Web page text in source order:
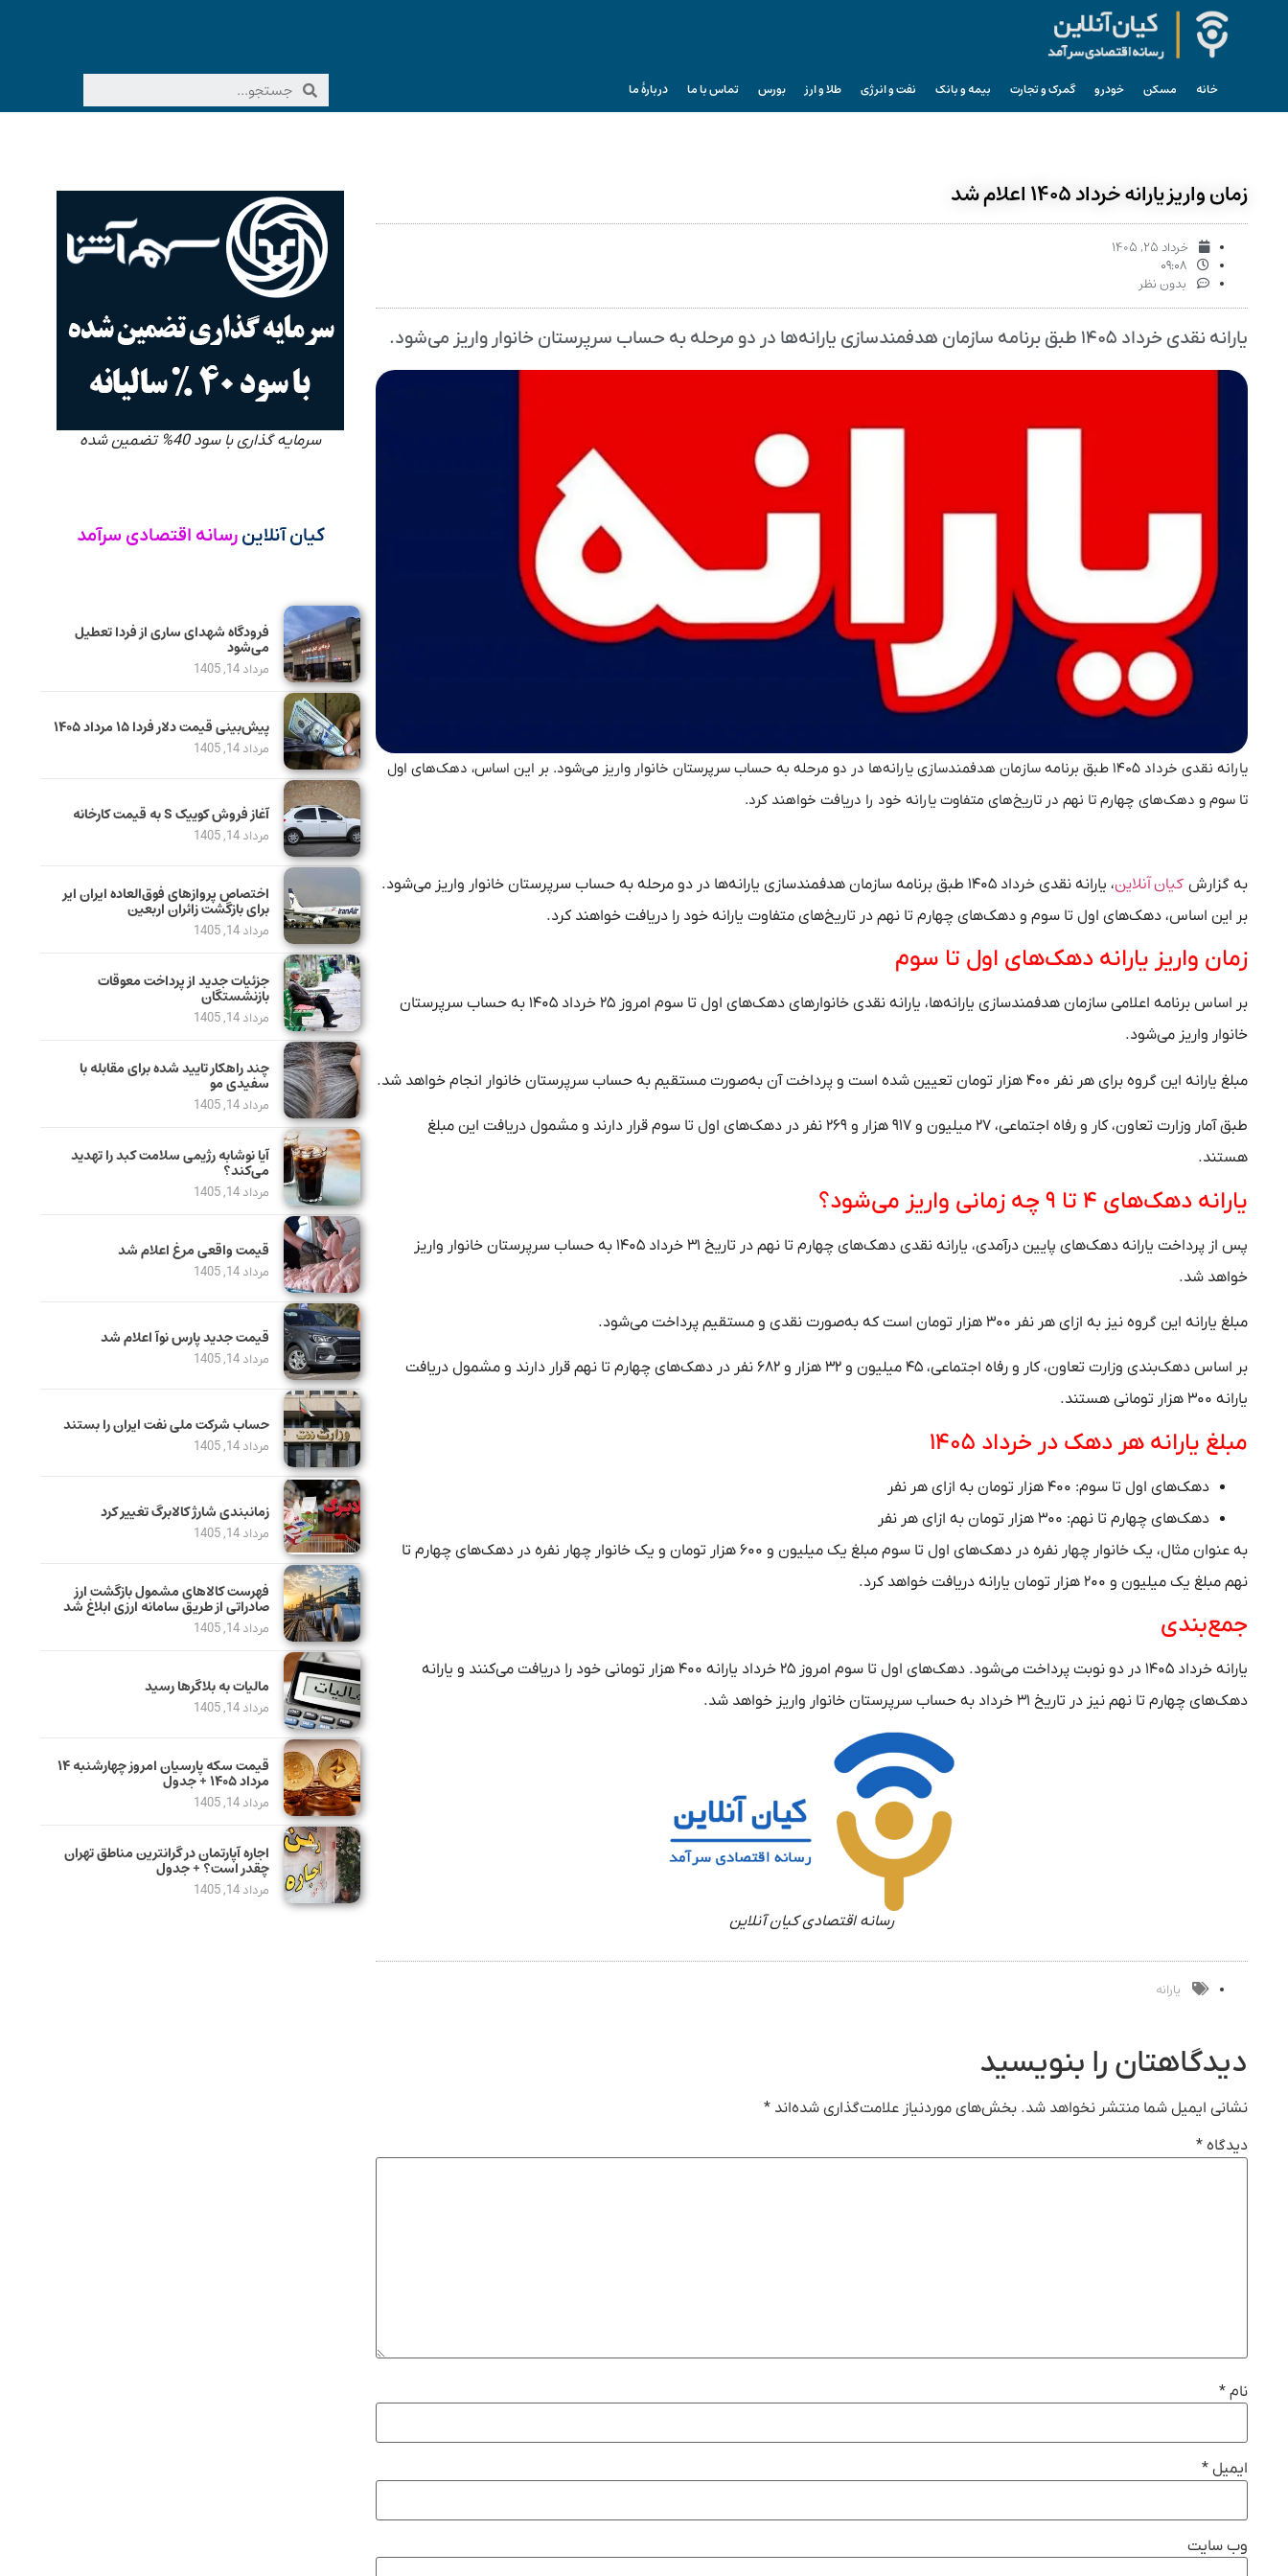
خانه مسکن خودرو گمرک و تجارت بیمه و بانک نفت و انرژی طلا و ارز بورس تماس با ما دربارۀ ما
زمان واریز یارانه خرداد ۱۴۰۵ اعلام شد
خرداد ۲۵, ۱۴۰۵
۰۹:۰۸
بدون نظر
یارانه نقدی خرداد ۱۴۰۵ طبق برنامه سازمان هدفمندسازی یارانه‌ها در دو مرحله به حساب سرپرستان خانوار واریز می‌شود.
یارانه نقدی خرداد ۱۴۰۵ طبق برنامه سازمان هدفمندسازی یارانه‌ها در دو مرحله به حساب سرپرستان خانوار واریز می‌شود. بر این اساس، دهک‌های اول
تا سوم و دهک‌های چهارم تا نهم در تاریخ‌های متفاوت یارانه خود را دریافت خواهند کرد.
به گزارش کیان آنلاین
، یارانه نقدی خرداد ۱۴۰۵ طبق برنامه سازمان هدفمندسازی یارانه‌ها در دو مرحله به حساب سرپرستان خانوار واریز می‌شود.
بر این اساس، دهک‌های اول تا سوم و دهک‌های چهارم تا نهم در تاریخ‌های متفاوت یارانه خود را دریافت خواهند کرد.
زمان واریز یارانه دهک‌های اول تا سوم
بر اساس برنامه اعلامی سازمان هدفمندسازی یارانه‌ها، یارانه نقدی خانوارهای دهک‌های اول تا سوم امروز ۲۵ خرداد ۱۴۰۵ به حساب سرپرستان
خانوار واریز می‌شود.
مبلغ یارانه این گروه برای هر نفر ۴۰۰ هزار تومان تعیین شده است و پرداخت آن به‌صورت مستقیم به حساب سرپرستان خانوار انجام خواهد شد.
طبق آمار وزارت تعاون، کار و رفاه اجتماعی، ۲۷ میلیون و ۹۱۷ هزار و ۲۶۹ نفر در دهک‌های اول تا سوم قرار دارند و مشمول دریافت این مبلغ
هستند.
یارانه دهک‌های ۴ تا ۹ چه زمانی واریز می‌شود؟
پس از پرداخت یارانه دهک‌های پایین درآمدی، یارانه نقدی دهک‌های چهارم تا نهم در تاریخ ۳۱ خرداد ۱۴۰۵ به حساب سرپرستان خانوار واریز
خواهد شد.
مبلغ یارانه این گروه نیز به ازای هر نفر ۳۰۰ هزار تومان است که به‌صورت نقدی و مستقیم پرداخت می‌شود.
بر اساس دهک‌بندی وزارت تعاون، کار و رفاه اجتماعی، ۴۵ میلیون و ۳۲ هزار و ۶۸۲ نفر در دهک‌های چهارم تا نهم قرار دارند و مشمول دریافت
یارانه ۳۰۰ هزار تومانی هستند.
مبلغ یارانه هر دهک در خرداد ۱۴۰۵
دهک‌های اول تا سوم: ۴۰۰ هزار تومان به ازای هر نفر
دهک‌های چهارم تا نهم: ۳۰۰ هزار تومان به ازای هر نفر
به عنوان مثال، یک خانوار چهار نفره در دهک‌های اول تا سوم مبلغ یک میلیون و ۶۰۰ هزار تومان و یک خانوار چهار نفره در دهک‌های چهارم تا
نهم مبلغ یک میلیون و ۲۰۰ هزار تومان یارانه دریافت خواهد کرد.
جمع‌بندی
یارانه خرداد ۱۴۰۵ در دو نوبت پرداخت می‌شود. دهک‌های اول تا سوم امروز ۲۵ خرداد یارانه ۴۰۰ هزار تومانی خود را دریافت می‌کنند و یارانه
دهک‌های چهارم تا نهم نیز در تاریخ ۳۱ خرداد به حساب سرپرستان خانوار واریز خواهد شد.
رسانه اقتصادی کیان آنلاین
یارانه
دیدگاهتان را بنویسید
نشانی ایمیل شما منتشر نخواهد شد. بخش‌های موردنیاز علامت‌گذاری شده‌اند *
دیدگاه *
نام *
ایمیل *
وب‌ سایت
سرمایه گذاری با سود 40% تضمین شده
کیان آنلاین رسانه اقتصادی سرآمد
فرودگاه شهدای ساری از فردا تعطیل
می‌شود
مرداد 14, 1405
پیش‌بینی قیمت دلار فردا ۱۵ مرداد ۱۴۰۵
مرداد 14, 1405
آغاز فروش کوییک S به قیمت کارخانه
مرداد 14, 1405
اختصاص پروازهای فوق‌العاده ایران ایر
برای بازگشت زائران اربعین
مرداد 14, 1405
جزئیات جدید از پرداخت معوقات
بازنشستگان
مرداد 14, 1405
چند راهکار تایید شده برای مقابله با
سفیدی مو
مرداد 14, 1405
آیا نوشابه رژیمی سلامت کبد را تهدید
می‌کند؟
مرداد 14, 1405
قیمت واقعی مرغ اعلام شد
مرداد 14, 1405
قیمت جدید پارس نوآ اعلام شد
مرداد 14, 1405
حساب‌ شرکت ملی نفت ایران را بستند
مرداد 14, 1405
زمانبندی شارژ کالابرگ تغییر کرد
مرداد 14, 1405
فهرست کالاهای مشمول بازگشت ارز
صادراتی از طریق سامانه ارزی ابلاغ شد
مرداد 14, 1405
مالیات به بلاگرها رسید
مرداد 14, 1405
قیمت سکه پارسیان امروز چهارشنبه ۱۴
مرداد ۱۴۰۵ + جدول
مرداد 14, 1405
اجاره آپارتمان در گرانترین مناطق تهران
چقدر است؟ + جدول
مرداد 14, 1405